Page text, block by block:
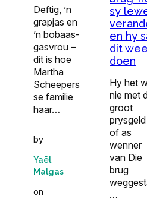
Deftig, ’n
grapjas en
’n bobaas-
gasvrou –
dit is hoe
Martha
Scheepers
se familie
haar…
by
Yaël
Malgas
on
sy
en hy
dit
doen
Hy het
nie met
groot
prysgeld
of as
wenner
van Die
brug
…